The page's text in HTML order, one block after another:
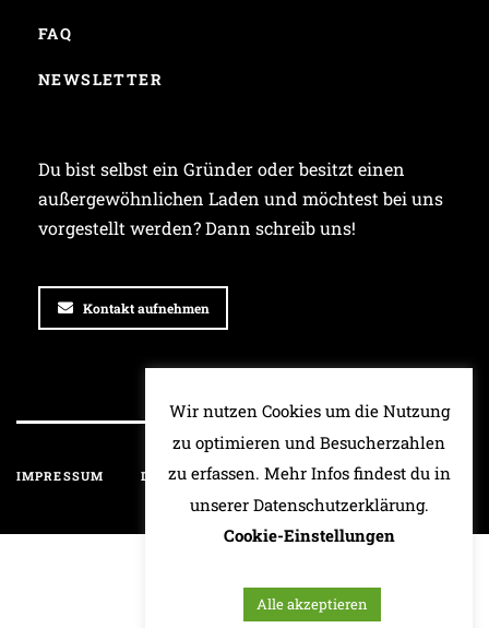
FAQ
NEWSLETTER
Du bist selbst ein Gründer oder besitzt einen
außergewöhnlichen Laden und möchtest bei uns
vorgestellt werden? Dann schreib uns!
Kontakt aufnehmen
IMPRESSUM DATENSCHUTZ HAFTUNGSAUSSCHLUSS
Wir nutzen Cookies um die Nutzung
zu optimieren und Besucherzahlen
zu erfassen. Mehr Infos findest du in
unserer Datenschutzerklärung.
Cookie-Einstellungen
Alle akzeptieren